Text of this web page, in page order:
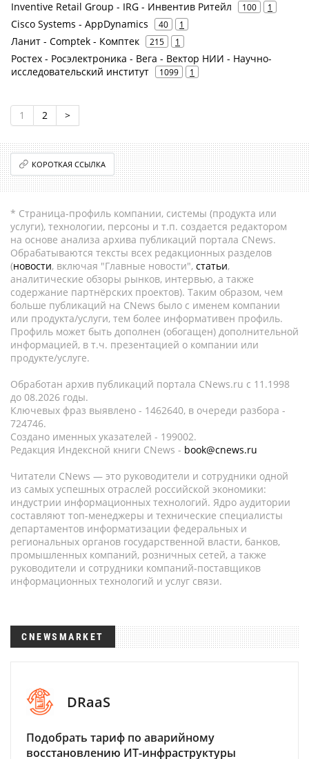
Inventive Retail Group - IRG - Инвентив Ритейл 100 1
Cisco Systems - AppDynamics 40 1
Ланит - Comptek - Комптек 215 1
Ростех - Росэлектроника - Вега - Вектор НИИ - Научно-
исследовательский институт
1099 1
1 2 >
КОРОТКАЯ ССЫЛКА
* Страница-профиль компании, системы (продукта или
услуги), технологии, персоны и т.п. создается редактором
на основе анализа архива публикаций портала CNews.
Обрабатываются тексты всех редакционных разделов
(новости, включая "Главные новости", статьи,
аналитические обзоры рынков, интервью, а также
содержание партнёрских проектов). Таким образом, чем
больше публикаций на CNews было с именем компании
или продукта/услуги, тем более информативен профиль.
Профиль может быть дополнен (обогащен) дополнительной
информацией, в т.ч. презентацией о компании или
продукте/услуге.
Обработан архив публикаций портала CNews.ru c 11.1998
до 08.2026 годы.
Ключевых фраз выявлено - 1462640, в очереди разбора -
724746.
Создано именных указателей - 199002.
Редакция Индексной книги CNews - book@cnews.ru
Читатели CNews — это руководители и сотрудники одной
из самых успешных отраслей российской экономики:
индустрии информационных технологий. Ядро аудитории
составляют топ-менеджеры и технические специалисты
департаментов информатизации федеральных и
региональных органов государственной власти, банков,
промышленных компаний, розничных сетей, а также
руководители и сотрудники компаний-поставщиков
информационных технологий и услуг связи.
CNEWSMARKET
DRaaS
Подобрать тариф по аварийному
восстановлению ИТ-инфраструктуры